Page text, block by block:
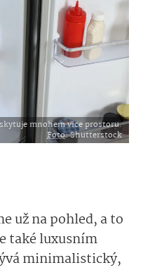
mnohem více prostoru.
Foto: Shutterstock
už na pohled, a to
také luxusním
minimalistický,